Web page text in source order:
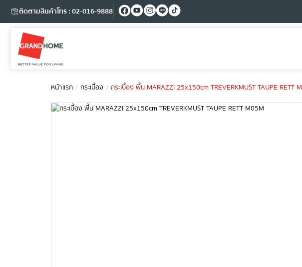
ติดตามสินค้าโทร : 02-016-9888
หน้าแรก กระเบื้อง กระเบื้อง พื้น MARAZZI 25x150cm TREVERKMUST TAUPE RETT